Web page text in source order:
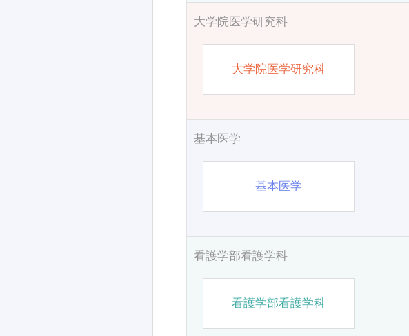
大学院医学研究科
大学院医学研究科
基本医学
基本医学
看護学部看護学科
看護学部看護学科